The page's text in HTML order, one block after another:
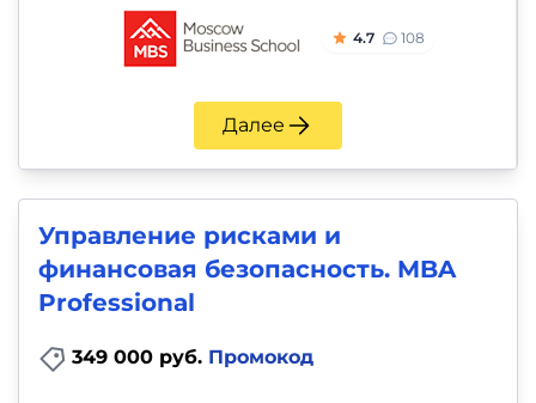
4.7 108
Далее
Управление рисками и
финансовая безопасность. MBA
Professional
349 000 руб. Промокод